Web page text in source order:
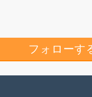
フォローす